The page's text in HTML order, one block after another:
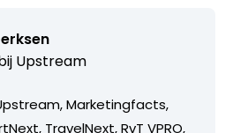
Upstream
Marketingfacts,
TravelNext, RvT VPRO,